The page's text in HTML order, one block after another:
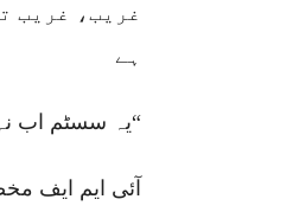
غریب، غریب
ہے
“یہ سسٹم اب
آئی ایم ایف